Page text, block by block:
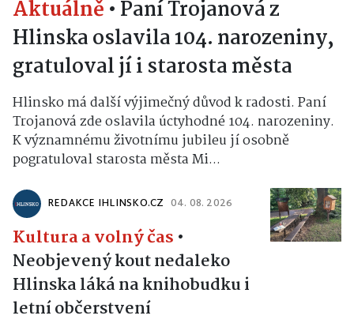
Aktuálně • Paní Trojanová z
Hlinska oslavila 104. narozeniny,
gratuloval jí i starosta města
Hlinsko má další výjimečný důvod k radosti. Paní
Trojanová zde oslavila úctyhodné 104. narozeniny.
K významnému životnímu jubileu jí osobně
pogratuloval starosta města Mi...
REDAKCE IHLINSKO.CZ 04. 08. 2026
Kultura a volný čas •
Neobjevený kout nedaleko
Hlinska láká na knihobudku i
letní občerstvení